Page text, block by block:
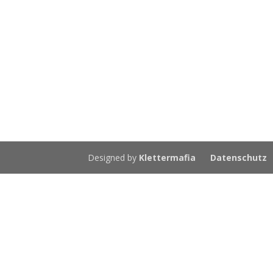
Designed by Klettermafia Datenschutz